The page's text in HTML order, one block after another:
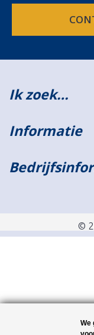
Ik zoek…
Informatie
©
We